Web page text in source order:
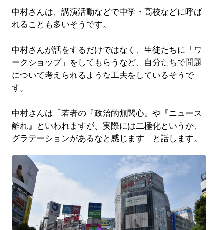
中村さんは、講演活動などで中学・高校などに呼ば
れることも多いそうです。
中村さんが話をするだけではなく、生徒たちに「ワ
ークショップ」をしてもらうなど、自分たちで問題
について考えられるような工夫をしているそうで
す。
中村さんは「若者の『政治的無関心』や『ニュース
離れ』といわれますが、実際には二極化というか、
グラデーションがあるなと感じます」と話します。